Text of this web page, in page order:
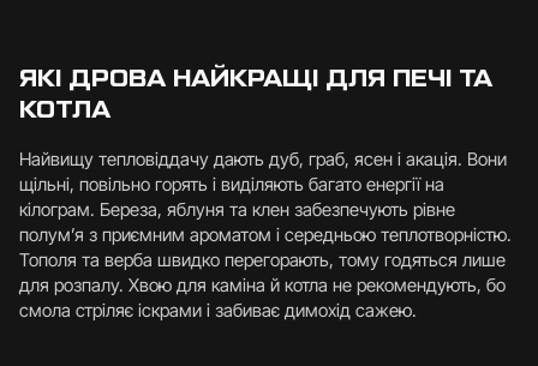
ЯКІ ДРОВА НАЙКРАЩІ ДЛЯ ПЕЧІ ТА
КОТЛА
Найвищу тепловіддачу дають дуб, граб, ясен і акація. Вони
щільні, повільно горять і виділяють багато енергії на
кілограм. Береза, яблуня та клен забезпечують рівне
полум’я з приємним ароматом і середньою теплотворністю.
Тополя та верба швидко перегорають, тому годяться лише
для розпалу. Хвою для каміна й котла не рекомендують, бо
смола стріляє іскрами і забиває димохід сажею.